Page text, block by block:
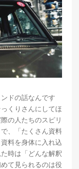
ドの話なんです
くりさんにしてほ
の人たちのスピリ
、「たくさん資料
料を身体に入れ込
時は「どんな解釈
て見られるのは役